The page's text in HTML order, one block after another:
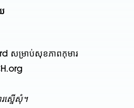
សម្រាប់សុខភាពកុមារ
ស្នើសុំ។